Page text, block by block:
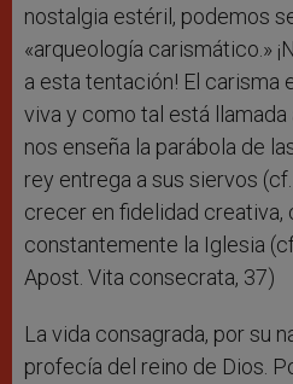
nostalgia estéril, podemos
«arqueología carismático.»
a esta tentación! El carisma
viva y como tal está
nos enseña la parábola de
rey entrega a sus siervos
crecer en fidelidad creativa,
constantemente la Iglesia
Apost. Vita consecrata, 37)
La vida consagrada, por su
profecía del reino de Dios.